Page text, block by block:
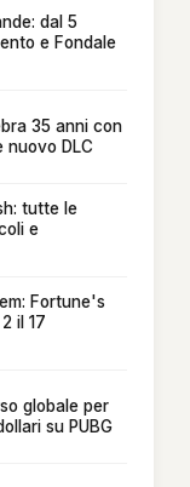
dal 5
e Fondale
35 anni con
nuovo DLC
tutte le
e
Fortune's
il 17
globale per
su PUBG